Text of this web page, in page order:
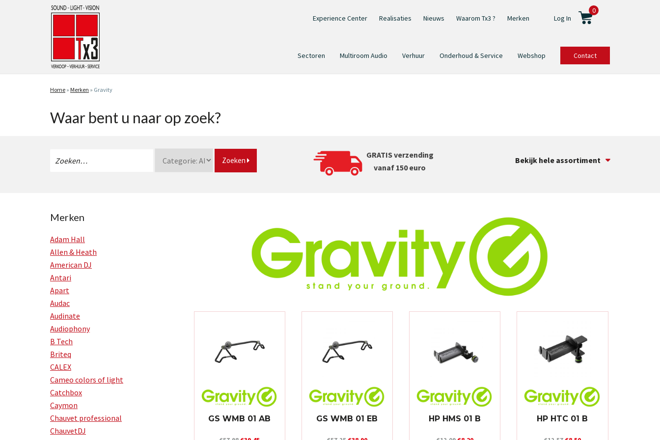
Experience Center Realisaties Nieuws Waarom Tx3 ? Merken Log In
0
Sectoren Multiroom Audio Verhuur Onderhoud & Service Webshop Contact
Home » Merken » Gravity
Waar bent u naar op zoek?
naar:
Zoeken
GRATIS verzending
vanaf 150 euro
Bekijk hele assortiment
Merken
Adam Hall
Allen & Heath
American DJ
Antari
Apart
Audac
Audinate
Audiophony
B Tech
Briteq
CALEX
Cameo colors of light
Catchbox
Caymon
Chauvet professional
ChauvetDJ
GS WMB 01 AB GS WMB 01 EB HP HMS 01 B HP HTC 01 B